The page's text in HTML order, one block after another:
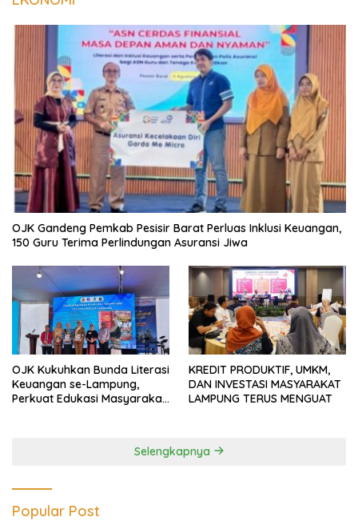
7 Agustus 2026
Bukan di Bali, Ngaben Massal Balinuraga Memikat Turis
Italia dan Puluhan Ribu Pengunjung
7 Agustus 2026
Diarak di Atas Bade 24 Meter, Bupati
Radityo Egi Bawa Mimpi Besar
Balinuraga Jadi ‘Penglipuran’ Kedua
pada 2027
7 Agustus 2026
Megahnya Ngaben Massal Balinuraga,
Menghidupkan Desa dan Merekatkan
Ikatan Keluarga
6 Agustus 2026
Pemprov Lampung Intensifkan
Percepatan Penanggulangan
Tuberkulosis di Tanggamus
6 Agustus 2026
Pemkab Lampung Selatan Mulai Benahi
Jalan RA Basyid, Ruas Strategis Jati
Selengkapnya